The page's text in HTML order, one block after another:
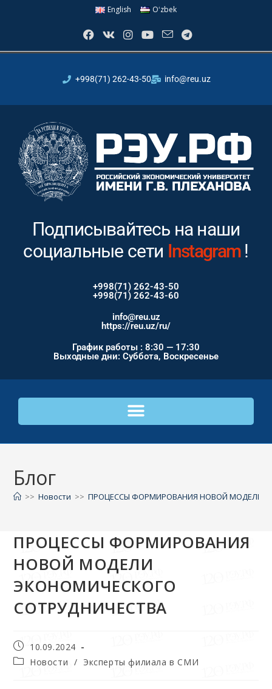
English Oʻzbek
+998(71) 262-43-50 info@reu.uz
Подписывайтесь на наши
социальные сетиYoutube!
+998(71) 262-43-50
+998(71) 262-43-60
info@reu.uz
https://reu.uz/ru/
График работы : 8:30 — 17:30
Выходные дни: Суббота, Воскресенье
Блог
>> Новости >> ПРОЦЕССЫ ФОРМИРОВАНИЯ НОВОЙ МОДЕЛИ
ПРОЦЕССЫ ФОРМИРОВАНИЯ
НОВОЙ МОДЕЛИ
ЭКОНОМИЧЕСКОГО
СОТРУДНИЧЕСТВА
10.09.2024
Новости / Эксперты филиала в СМИ